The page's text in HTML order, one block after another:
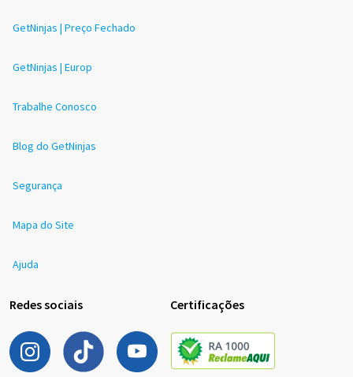
GetNinjas | Preço Fechado
GetNinjas | Europ
Trabalhe Conosco
Blog do GetNinjas
Segurança
Mapa do Site
Ajuda
Redes sociais Certificações